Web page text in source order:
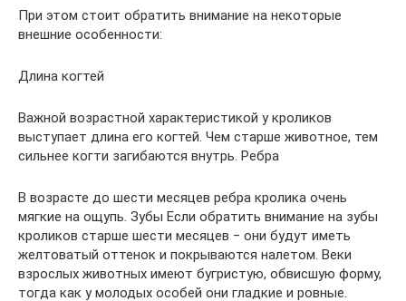
При этом стоит обратить внимание на некоторые
внешние особенности:
Длина когтей
Важной возрастной характеристикой у кроликов
выступает длина его когтей. Чем старше животное, тем
сильнее когти загибаются внутрь. Ребра
В возрасте до шести месяцев ребра кролика очень
мягкие на ощупь. Зубы Если обратить внимание на зубы
кроликов старше шести месяцев ‒ они будут иметь
желтоватый оттенок и покрываются налетом. Веки
взрослых животных имеют бугристую, обвисшую форму,
тогда как у молодых особей они гладкие и ровные.